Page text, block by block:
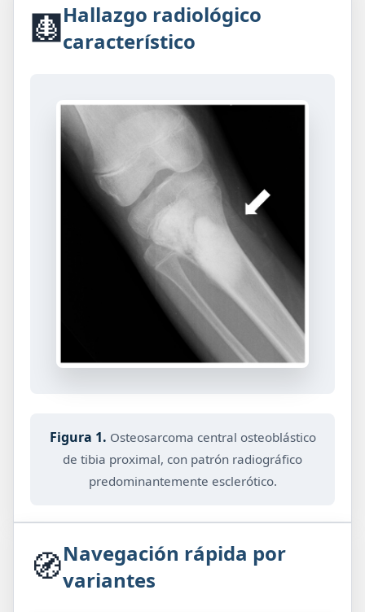
🩻Hallazgo radiológico
característico
Figura 1. Osteosarcoma central osteoblástico
de tibia proximal, con patrón radiográfico
predominantemente esclerótico.
🧭Navegación rápida por
variantes